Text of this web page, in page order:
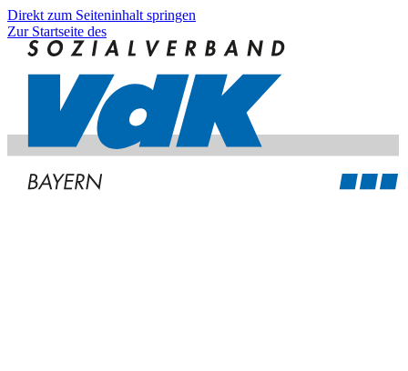
Direkt zum Seiteninhalt springen
Zur Startseite des